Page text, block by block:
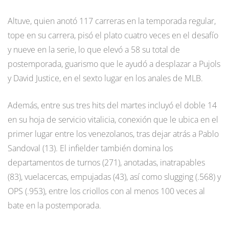
Altuve, quien anotó 117 carreras en la temporada regular,
tope en su carrera, pisó el plato cuatro veces en el desafío
y nueve en la serie, lo que elevó a 58 su total de
postemporada, guarismo que le ayudó a desplazar a Pujols
y David Justice, en el sexto lugar en los anales de MLB.
Además, entre sus tres hits del martes incluyó el doble 14
en su hoja de servicio vitalicia, conexión que le ubica en el
primer lugar entre los venezolanos, tras dejar atrás a Pablo
Sandoval (13). El infielder también domina los
departamentos de turnos (271), anotadas, inatrapables
(83), vuelacercas, empujadas (43), así como slugging (.568) y
OPS (.953), entre los criollos con al menos 100 veces al
bate en la postemporada.